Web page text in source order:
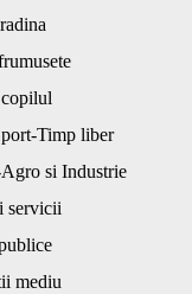
Timp liber
si Industrie
servicii
mediu